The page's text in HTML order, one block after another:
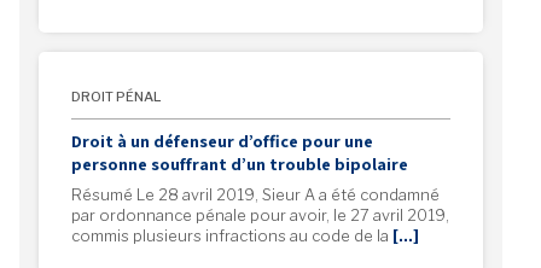
DROIT PÉNAL
Droit à un défenseur d’office pour une
personne souffrant d’un trouble bipolaire
Résumé Le 28 avril 2019, Sieur A a été condamné
par ordonnance pénale pour avoir, le 27 avril 2019,
commis plusieurs infractions au code de la […]